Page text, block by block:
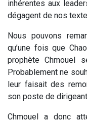
inhérentes aux
dégagent de nos
Nous pouvons
qu’une fois que
prophète Chmouel
Probablement ne
leur faisait des
son poste de
Chmouel a donc